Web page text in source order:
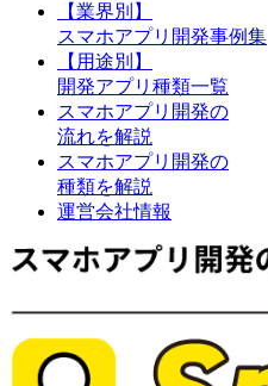
【業界別】
スマホアプリ開発事例集
【用途別】
開発アプリ種類一覧
スマホアプリ開発の
流れを解説
スマホアプリ開発の
種類を解説
運営会社情報